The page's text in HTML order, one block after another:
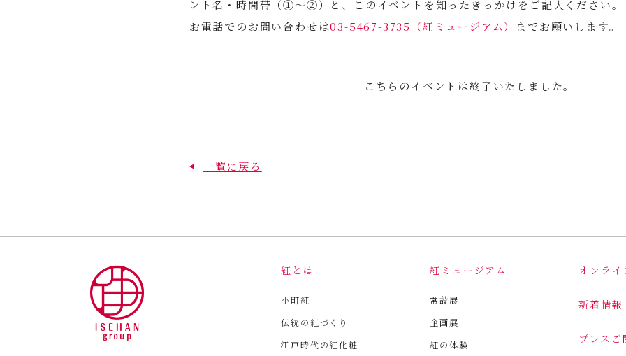
ント名・時間帯（①～②）
と、このイベントを知ったきっかけをご記入ください。
お電話でのお問い合わせは03-5467-3735（紅ミュージアム） までお願いします。
こちらのイベントは終了いたしました。
一覧に戻る
紅とは
小町紅
伝統の紅づくり
江戸時代の紅化粧
紅ミュージアム
常設展
企画展
紅の体験
オンラ
新着情報
プレス